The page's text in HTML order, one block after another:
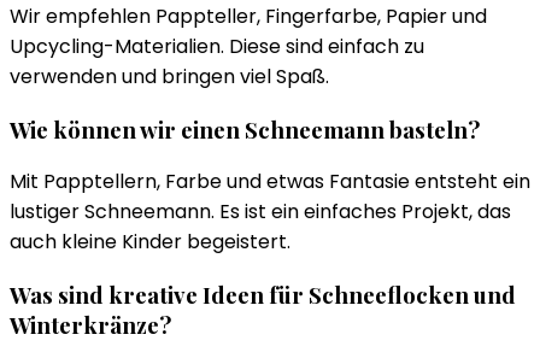
Wir empfehlen Pappteller, Fingerfarbe, Papier und
Upcycling-Materialien. Diese sind einfach zu
verwenden und bringen viel Spaß.
Wie können wir einen Schneemann basteln?
Mit Papptellern, Farbe und etwas Fantasie entsteht ein
lustiger Schneemann. Es ist ein einfaches Projekt, das
auch kleine Kinder begeistert.
Was sind kreative Ideen für Schneeflocken und
Winterkränze?